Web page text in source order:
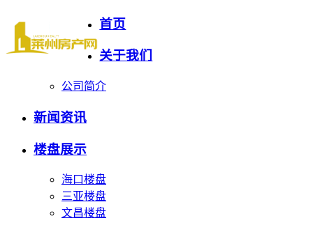
首页
关于我们
公司简介
新闻资讯
楼盘展示
海口楼盘
三亚楼盘
文昌楼盘